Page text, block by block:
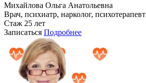
Михайлова Ольга Анатольевна
Врач, психиатр, нарколог, психотерапевт
Стаж 25 лет
Записаться Подробнее